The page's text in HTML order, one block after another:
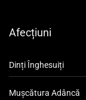
Afecțiuni
Dinți Înghesuiți
Mușcătura Adâncă